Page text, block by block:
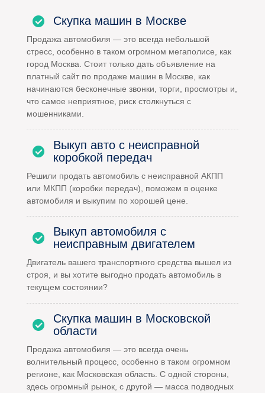
Скупка машин в Москве
Продажа автомобиля — это всегда небольшой
стресс, особенно в таком огромном мегаполисе, как
город Москва. Стоит только дать объявление на
платный сайт по продаже машин в Москве, как
начинаются бесконечные звонки, торги, просмотры и,
что самое неприятное, риск столкнуться с
мошенниками.
Выкуп авто с неисправной
коробкой передач
Решили продать автомобиль с неисправной АКПП
или МКПП (коробки передач), поможем в оценке
автомобиля и выкупим по хорошей цене.
Выкуп автомобиля с
неисправным двигателем
Двигатель вашего транспортного средства вышел из
строя, и вы хотите выгодно продать автомобиль в
текущем состоянии?
Скупка машин в Московской
области
Продажа автомобиля — это всегда очень
волнительный процесс, особенно в таком огромном
регионе, как Московская область. С одной стороны,
здесь огромный рынок, с другой — масса подводных